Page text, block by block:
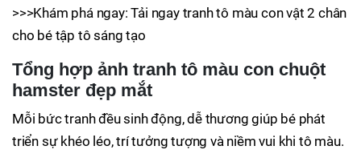
>>>Khám phá ngay: Tải ngay tranh tô màu con vật 2 chân
cho bé tập tô sáng tạo
Tổng hợp ảnh tranh tô màu con chuột
hamster đẹp mắt
Mỗi bức tranh đều sinh động, dễ thương giúp bé phát
triển sự khéo léo, trí tưởng tượng và niềm vui khi tô màu.